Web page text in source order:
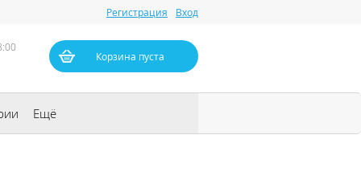
Регистрация Вход
Корзина пуста
Ещё